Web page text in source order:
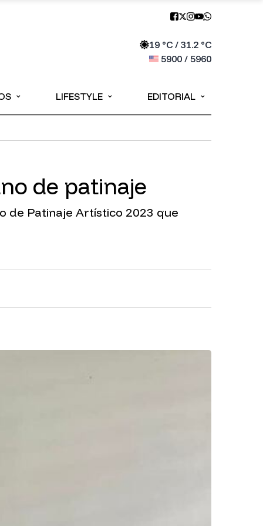
19°C / 31.2°C
5900/ 5960
⌄ LIFESTYLE ⌄ EDITORIAL ⌄
de patinaje
de Patinaje Artístico 2023 que